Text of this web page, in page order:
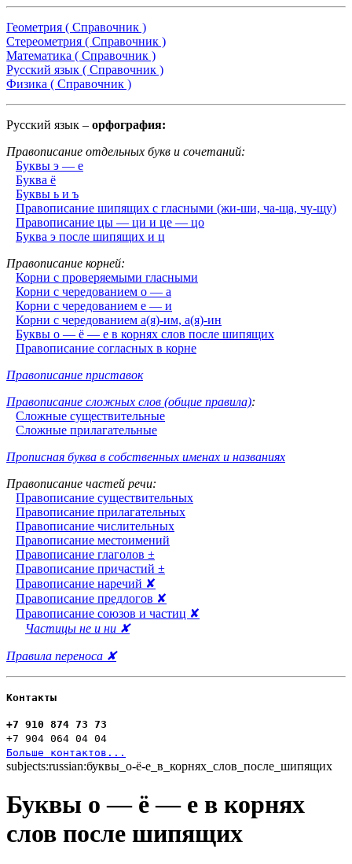
Геометрия ( Справочник )
Стереометрия ( Справочник )
Математика ( Справочник )
Русский язык ( Справочник )
Физика ( Справочник )
Русский язык – орфография:
Правописание отдельных букв и сочетаний:
Буквы э — е
Буква ё
Буквы ь и ъ
Правописание шипящих с гласными (жи-ши, ча-ща, чу-щу)
Правописание цы — ци и це — цо
Буква э после шипящих и ц
Правописание корней:
Корни с проверяемыми гласными
Корни с чередованием о — а
Корни с чередованием е — и
Корни с чередованием а(я)-им, а(я)-ин
Буквы о — ё — е в корнях слов после шипящих
Правописание согласных в корне
Правописание приставок
Правописание сложных слов (общие правила):
Сложные существительные
Сложные прилагательные
Прописная буква в собственных именах и названиях
Правописание частей речи:
Правописание существительных
Правописание прилагательных
Правописание числительных
Правописание местоимений
Правописание глаголов ±
Правописание причастий ±
Правописание наречий ✘
Правописание предлогов ✘
Правописание союзов и частиц ✘
Частицы не и ни ✘
Правила переноса ✘
Контакты
+7 910 874 73 73
+7 904 064 04 04
Больше контактов...
subjects:russian:буквы_о-ё-е_в_корнях_слов_после_шипящих
Буквы о — ё — е в корнях
слов после шипящих